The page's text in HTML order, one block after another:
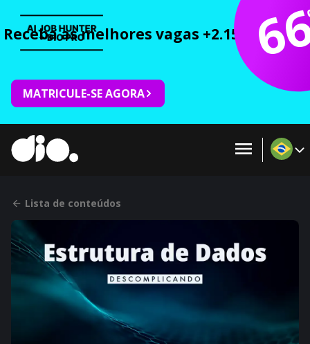
Receba as melhores vagas +2.150 cursos
MATRICULE-SE AGORA
Lista de conteúdos